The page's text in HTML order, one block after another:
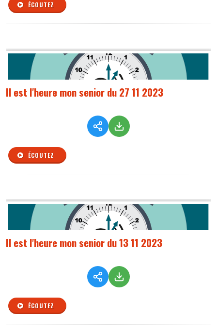
ÉCOUTEZ
Il est l'heure mon senior du 27 11 2023
ÉCOUTEZ
Il est l'heure mon senior du 13 11 2023
ÉCOUTEZ